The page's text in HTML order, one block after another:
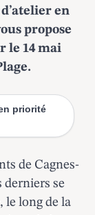
en
propose
le 14 mai
priorité
de Cagnes-
derniers se
le long de la